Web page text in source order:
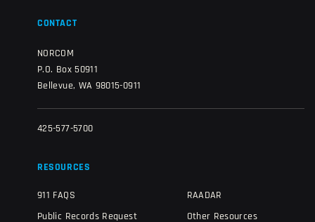
CONTACT
NORCOM
P.O. Box 50911
Bellevue, WA 98015-0911
425-577-5700
RESOURCES
911 FAQS
Public Records Request
RAADAR
Other Resources